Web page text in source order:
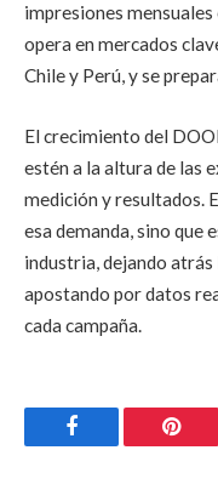
impresiones
opera en mercados
Chile y Perú, y se
El crecimiento del
estén a la altura de las
medición y resultados.
esa demanda, sino que
industria, dejando
apostando por datos
cada campaña.
Facebook